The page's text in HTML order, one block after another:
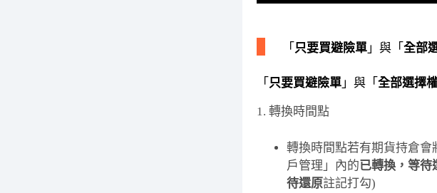
「 只要買避險單」與「 全部
「 只要買避險單」與「 全部選擇
1. 轉換時間點
轉換時間點若有期貨持倉
戶管理」內的已轉換，等待
待還原註記打勾)